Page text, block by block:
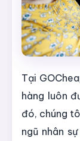
Tại
hàng luôn
đó, chúng
ngũ nhân